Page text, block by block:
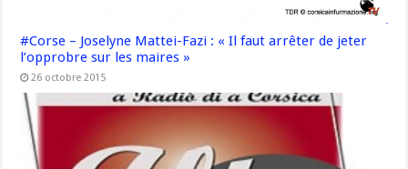
#Corse – Joselyne Mattei-Fazi : « Il faut arrêter de jeter
l’opprobre sur les maires »
26 octobre 2015